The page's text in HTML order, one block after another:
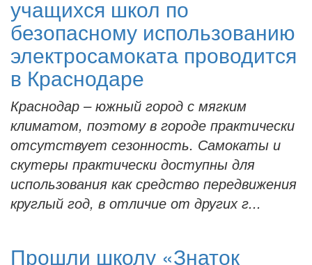
учащихся школ по
безопасному использованию
электросамоката проводится
в Краснодаре
Краснодар – южный город с мягким
климатом, поэтому в городе практически
отсутствует сезонность. Самокаты и
скутеры практически доступны для
использования как средство передвижения
круглый год, в отличие от других г...
Прошли школу «Знаток